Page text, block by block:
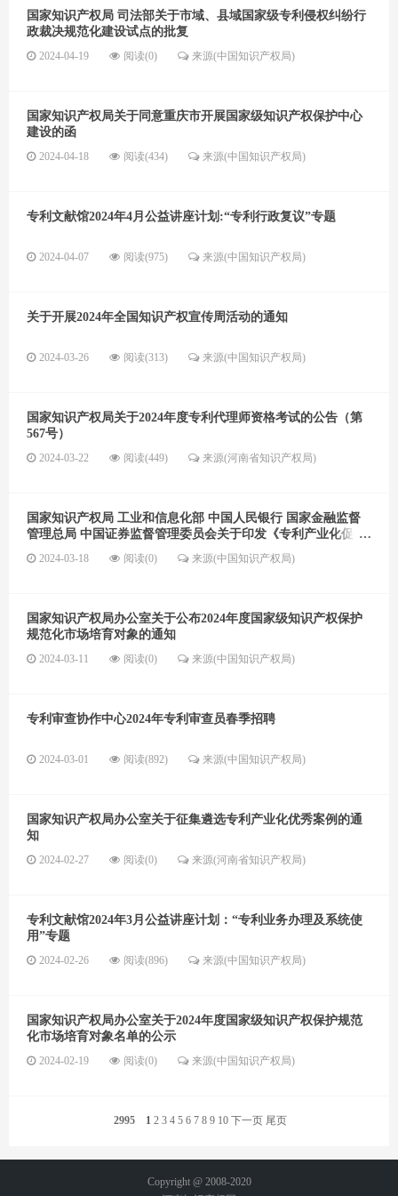
国家知识产权局 司法部关于市域、县域国家级专利侵权纠纷行
政裁决规范化建设试点的批复
2024-04-19 阅读(0) 来源(中国知识产权局)
国家知识产权局关于同意重庆市开展国家级知识产权保护中心
建设的函
2024-04-18 阅读(434) 来源(中国知识产权局)
专利文献馆2024年4月公益讲座计划:“专利行政复议”专题
2024-04-07 阅读(975) 来源(中国知识产权局)
关于开展2024年全国知识产权宣传周活动的通知
2024-03-26 阅读(313) 来源(中国知识产权局)
国家知识产权局关于2024年度专利代理师资格考试的公告（第
567号）
2024-03-22 阅读(449) 来源(河南省知识产权局)
国家知识产权局 工业和信息化部 中国人民银行 国家金融监督
管理总局 中国证券监督管理委员会关于印发《专利产业化促进
中小企业成长计划实施方案》的通知
2024-03-18 阅读(0) 来源(中国知识产权局)
国家知识产权局办公室关于公布2024年度国家级知识产权保护
规范化市场培育对象的通知
2024-03-11 阅读(0) 来源(中国知识产权局)
专利审查协作中心2024年专利审查员春季招聘
2024-03-01 阅读(892) 来源(中国知识产权局)
国家知识产权局办公室关于征集遴选专利产业化优秀案例的通
知
2024-02-27 阅读(0) 来源(河南省知识产权局)
专利文献馆2024年3月公益讲座计划：“专利业务办理及系统使
用”专题
2024-02-26 阅读(896) 来源(中国知识产权局)
国家知识产权局办公室关于2024年度国家级知识产权保护规范
化市场培育对象名单的公示
2024-02-19 阅读(0) 来源(中国知识产权局)
2995 1 2 3 4 5 6 7 8 9 10 下一页 尾页
Copyright @ 2008-2020